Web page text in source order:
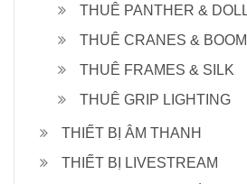
THUÊ PANTHER &
THUÊ CRANES & BOOM
THUÊ FRAMES & SILK
THUÊ GRIP LIGHTING
THIẾT BỊ ÂM THANH
THIẾT BỊ LIVESTREAM